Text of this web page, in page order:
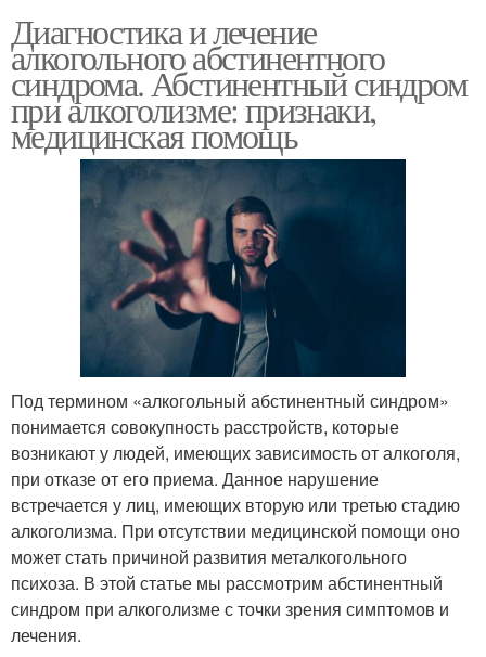
Диагностика и лечение
алкогольного абстинентного
синдрома. Абстинентный синдром
при алкоголизме: признаки,
медицинская помощь
Под термином «алкогольный абстинентный синдром»
понимается совокупность расстройств, которые
возникают у людей, имеющих зависимость от алкоголя,
при отказе от его приема. Данное нарушение
встречается у лиц, имеющих вторую или третью стадию
алкоголизма. При отсутствии медицинской помощи оно
может стать причиной развития металкогольного
психоза. В этой статье мы рассмотрим абстинентный
синдром при алкоголизме с точки зрения симптомов и
лечения.